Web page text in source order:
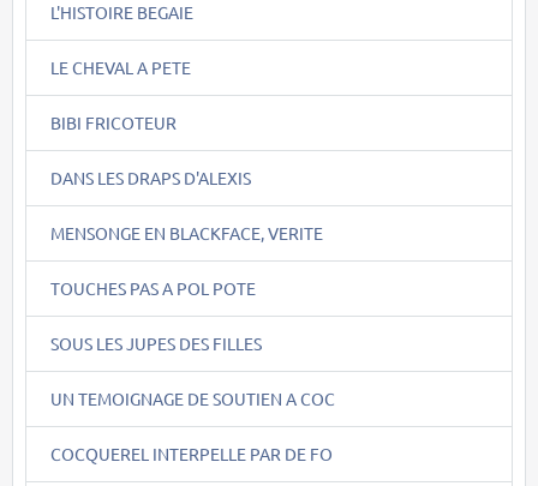
L'HISTOIRE BEGAIE
LE CHEVAL A PETE
BIBI FRICOTEUR
DANS LES DRAPS D'ALEXIS
MENSONGE EN BLACKFACE, VERITE
TOUCHES PAS A POL POTE
SOUS LES JUPES DES FILLES
UN TEMOIGNAGE DE SOUTIEN A COC
COCQUEREL INTERPELLE PAR DE FO